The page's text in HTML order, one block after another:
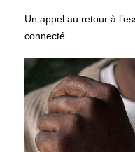
Un appel au retour à
connecté.